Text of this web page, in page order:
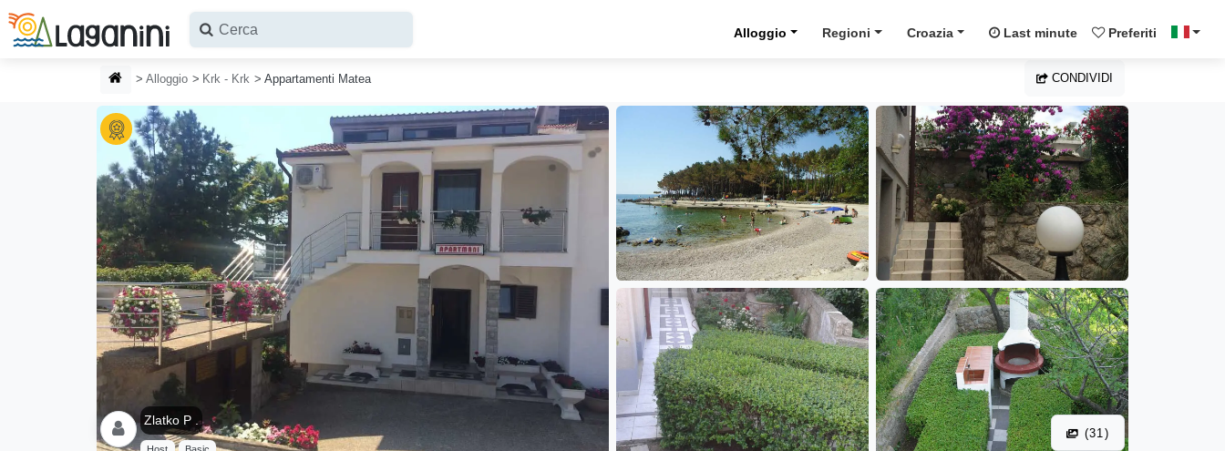
Vai al contenuto principale
Alloggio Regioni Croazia Last minute Preferiti
HOMEPAGE
Alloggio Krk - Krk Appartamenti Matea CONDIVIDI
Zlatko P .
(31)